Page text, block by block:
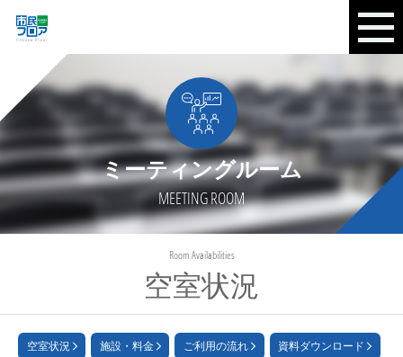
ミーティングルーム
MEETING ROOM
空室状況
Room Availabilities
空室状況 施設・料金 ご利用の流れ 資料ダウンロード